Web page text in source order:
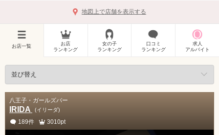
地図上で店舗を表示する
お店一覧
お店
ランキング
女の子
ランキング
口コミ
ランキング
求人
アルバイト
八王子・ガールズバー
IRIDA (イリーダ)
189件 3010pt